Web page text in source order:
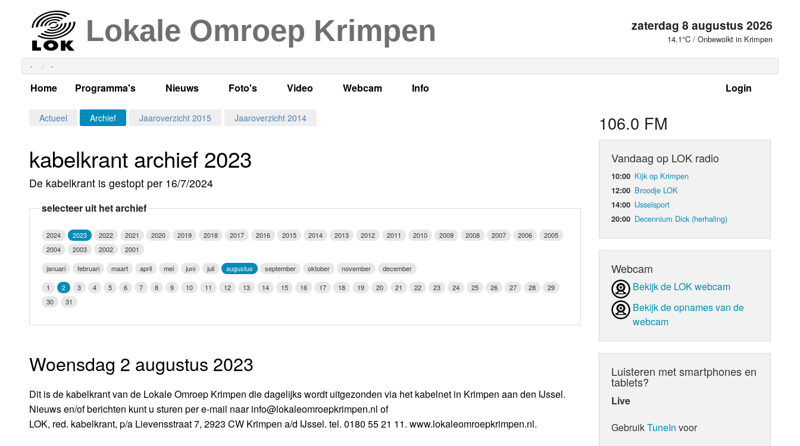
Lokale Omroep Krimpen zaterdag 8 augustus 2026
14.1°C / Onbewolkt in Krimpen
- -
Login
Home Programma's
Alle dagen
Per dag
Maandag
Vrijdag
Luister LOK Live
LOK schijf
Oude LOK programma's
Nieuws
Actueel Lokaal Nieuws
Kabelkrant
Foto's
Algemeen
Programma's
Video
LOK TV
Webcam Info
Weerman
Actueel Archief Jaaroverzicht 2015 Jaaroverzicht 2014
kabelkrant archief 2023
De kabelkrant is gestopt per 16/7/2024
selecteer uit het archief
2024 2023 2022 2021 2020 2019 2018 2017 2016 2015 2014 2013 2012 2011 2010 2009 2008 2007 2006
2005
2004
2003 2002
2001
januari
februari maart april mei juni juli augustus september oktober november
december
1
2 3 4 5 6 7 8 9 10 11 12 13 14 15 16 17 18 19 20 21 22 23 24 25 26 27 28
29
30
31
Woensdag 2 augustus 2023
Dit is de kabelkrant van de Lokale Omroep Krimpen die dagelijks wordt uitgezonden via het kabelnet in Krimpen aan den IJssel.
Nieuws en/of berichten kunt u sturen per e-mail naar info@lokaleomroepkrimpen.nl of
LOK, red. kabelkrant, p/a Lievensstraat 7, 2923 CW Krimpen a/d IJssel. tel. 0180 55 21 11. www.lokaleomroepkrimpen.nl.
106.0 FM
Vandaag op LOK radio
10:00 Kijk op Krimpen
12:00 Broodje LOK
14:00 IJsselsport
20:00 Decennium Dick (herhaling)
Webcam
Bekijk de LOK webcam
Bekijk de opnames van de
webcam
Luisteren met smartphones en
tablets?
Live
GebruikTuneIn voor